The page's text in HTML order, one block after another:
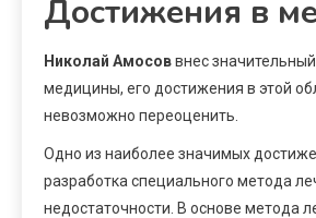
Достижения в
Николай Амосоввнес
медицины, его достижения в этой
невозможно переоценить.
Одно из наиболее значимых
разработка специального метода
недостаточности. В основе метода